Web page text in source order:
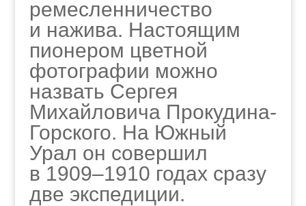
ремесленничество
и нажива. Настоящим
пионером цветной
фотографии можно
назвать Сергея
Михайловича Прокудина-
Горского. На Южный
Урал он совершил
в 1909–1910 годах сразу
две экспедиции.